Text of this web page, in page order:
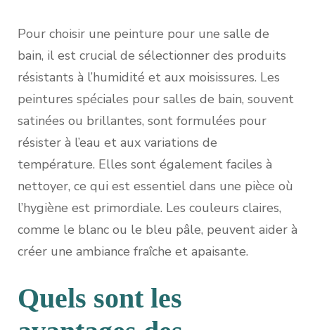
Pour choisir une peinture pour une salle de
bain, il est crucial de sélectionner des produits
résistants à l’humidité et aux moisissures. Les
peintures spéciales pour salles de bain, souvent
satinées ou brillantes, sont formulées pour
résister à l’eau et aux variations de
température. Elles sont également faciles à
nettoyer, ce qui est essentiel dans une pièce où
l’hygiène est primordiale. Les couleurs claires,
comme le blanc ou le bleu pâle, peuvent aider à
créer une ambiance fraîche et apaisante.
Quels sont les